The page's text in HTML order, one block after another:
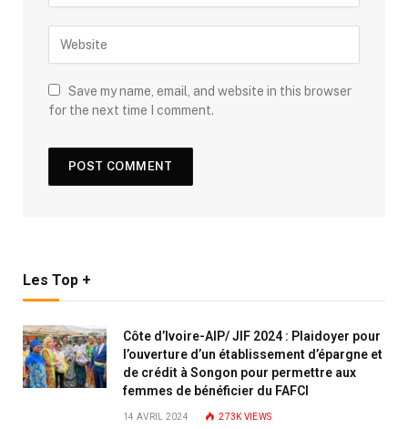
Save my name, email, and website in this browser
for the next time I comment.
Les Top +
Côte d’Ivoire-AIP/ JIF 2024 : Plaidoyer pour
l’ouverture d’un établissement d’épargne et
de crédit à Songon pour permettre aux
femmes de bénéficier du FAFCI
14 AVRIL 2024 273KVIEWS